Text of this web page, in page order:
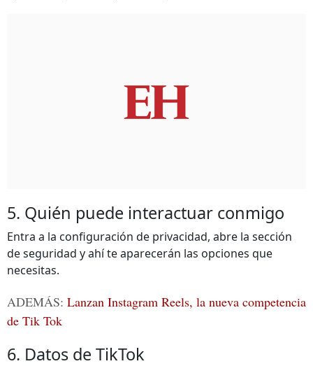
5. Quién puede interactuar conmigo
Entra a la configuración de privacidad, abre la sección
de seguridad y ahí te aparecerán las opciones que
necesitas.
ADEMÁS: Lanzan Instagram Reels, la nueva competencia
de Tik Tok
6. Datos de TikTok